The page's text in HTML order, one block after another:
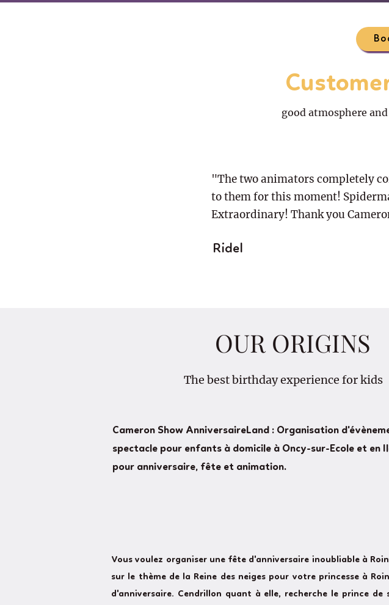
good atmosphere
"The two animators completely
to them for this moment!
Extraordinary! Thank you
Ridel
OUR ORIGINS
The best birthday experience for kids
Cameron Show AnniversaireLand : Organisation
spectacle pour enfants à domicile à Oncy-sur-Ecole et en
pour anniversaire, fête et animation.
Vous voulez organiser une fête d'anniversaire inoubliable à
sur le thème de la Reine des neiges pour votre princesse à
d'anniversaire. Cendrillon quant à elle, recherche le prince